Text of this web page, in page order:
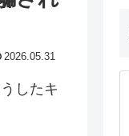
2026.05.31
したキ